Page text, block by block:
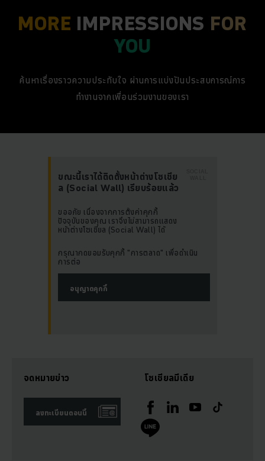
MORE IMPRESSIONS FOR
YOU
ค้นหาเรื่องราวความประทับใจ ผ่านการแบ่งปันประสบการณ์การ
ทำงานจากเพื่อนร่วมงานของเรา
ขณะนี้เราได้ติดตั้งหน้าต่างโซเชีย
ล (Social Wall) เรียบร้อยแล้ว
ขออภัย เนื่องจากการตั้งค่าคุกกี้
ปัจจุบันของคุณ เราจึงไม่สามารถแสดง
หน้าต่างโซเชียล (Social Wall) ได้
กรุณากดยอมรับคุกกี้ "การตลาด" เพื่อดำเนิน
การต่อ
อนุญาตคุกกี้
จดหมายข่าว
ลงทะเบียนตอนนี้
โซเชียลมีเดีย